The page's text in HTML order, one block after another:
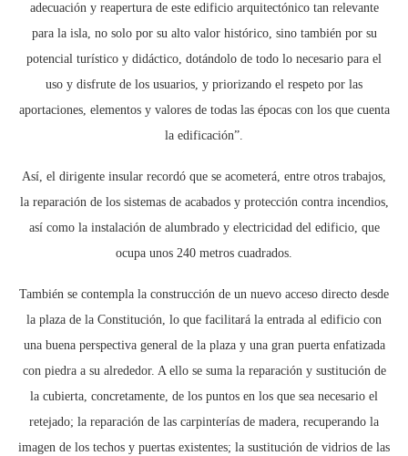
adecuación y reapertura de este edificio arquitectónico tan relevante
para la isla, no solo por su alto valor histórico, sino también por su
potencial turístico y didáctico, dotándolo de todo lo necesario para el
uso y disfrute de los usuarios, y priorizando el respeto por las
aportaciones, elementos y valores de todas las épocas con los que cuenta
la edificación”.
Así, el dirigente insular recordó que se acometerá, entre otros trabajos,
la reparación de los sistemas de acabados y protección contra incendios,
así como la instalación de alumbrado y electricidad del edificio, que
ocupa unos 240 metros cuadrados.
También se contempla la construcción de un nuevo acceso directo desde
la plaza de la Constitución, lo que facilitará la entrada al edificio con
una buena perspectiva general de la plaza y una gran puerta enfatizada
con piedra a su alrededor. A ello se suma la reparación y sustitución de
la cubierta, concretamente, de los puntos en los que sea necesario el
retejado; la reparación de las carpinterías de madera, recuperando la
imagen de los techos y puertas existentes; la sustitución de vidrios de las